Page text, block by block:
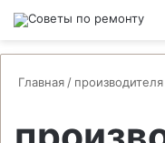
Главная / производителя